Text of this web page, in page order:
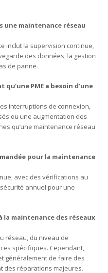
une maintenance réseau
inclut la supervision continue,
des données, la gestion
de panne.
PME a besoin d’une
interruptions de connexion,
ou une augmentation des
qu’une maintenance réseau
pour la maintenance
avec des vérifications au
annuel pour une
la maintenance des réseaux
réseau, du niveau de
spécifiques. Cependant,
généralement de faire des
des réparations majeures.